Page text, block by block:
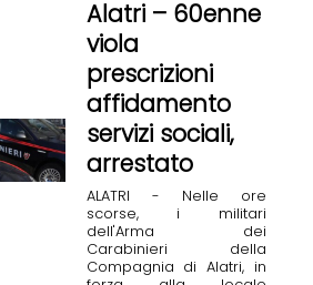
Alatri – 60enne
viola
prescrizioni
affidamento
servizi sociali,
arrestato
ALATRI - Nelle ore
scorse, i militari
dell'Arma dei
Carabinieri della
Compagnia di Alatri, in